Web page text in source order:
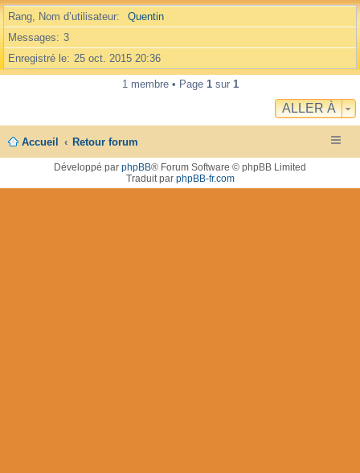
Rang, Nom d’utilisateur
Quentin
Messages
3
Enregistré le 25 oct. 2015 20:36
1 membre • Page 1sur 1
ALLER À
Accueil Retour forum
Développé par phpBB® Forum Software © phpBB Limited
Traduit par phpBB-fr.com